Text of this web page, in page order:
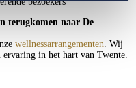
terugkomen naar De
wellnessarrangementen. Wij
ervaring in het hart van Twente.